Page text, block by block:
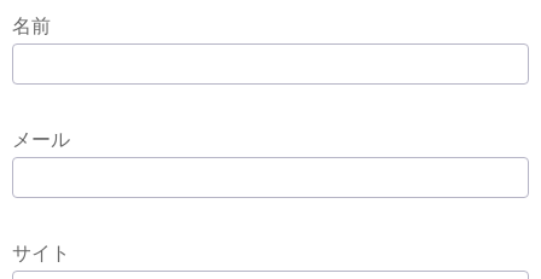
名前
メール
サイト